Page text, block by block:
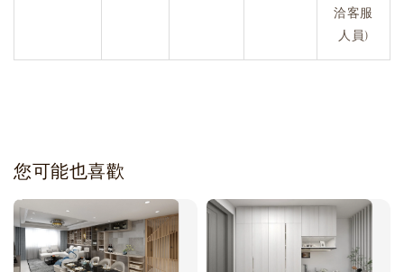
洽客服
人員)
您可能也喜歡